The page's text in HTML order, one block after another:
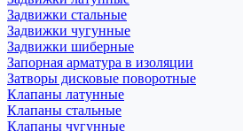
Задвижки стальные
Задвижки чугунные
Задвижки шиберные
Запорная арматура в изоляции
Затворы дисковые поворотные
Клапаны латунные
Клапаны стальные
Клапаны чугунные